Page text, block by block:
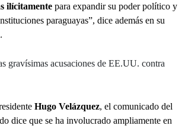
ilícitamente para expandir su poder político y
paraguayas”, dice además en su
gravísimas acusaciones de EE.UU. contra
Hugo Velázquez, el comunicado del
dice que se ha involucrado ampliamente en